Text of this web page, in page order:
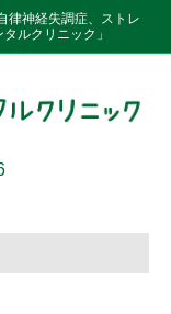
律神経失調症、ストレ
ルクリニック」